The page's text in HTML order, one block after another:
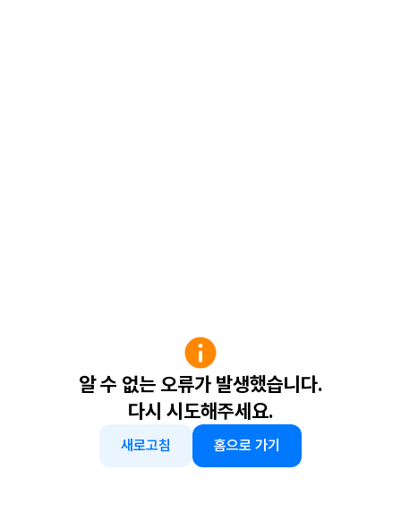
알 수 없는 오류가 발생했습니다.
다시 시도해주세요.
새로고침 홈으로 가기